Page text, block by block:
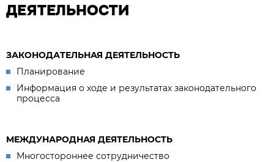
ДЕЯТЕЛЬНОСТИ
ЗАКОНОДАТЕЛЬНАЯ ДЕЯТЕЛЬНОСТЬ
Планирование
Информация о ходе и результатах законодательного
процесса
МЕЖДУНАРОДНАЯ ДЕЯТЕЛЬНОСТЬ
Многостороннее сотрудничество